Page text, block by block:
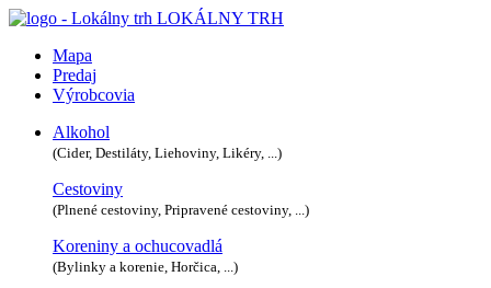
LOKÁLNY TRH
Mapa
Predaj
Výrobcovia
Alkohol
(Cider, Destiláty, Liehoviny, Likéry, ...)
Cestoviny
(Plnené cestoviny, Pripravené cestoviny, ...)
Koreniny a ochucovadlá
(Bylinky a korenie, Horčica, ...)